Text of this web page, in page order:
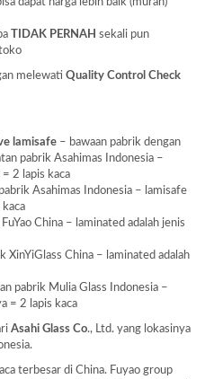
TIDAK PERNAH sekali pun
melewati Quality Control Check
lamisafe – bawaan pabrik dengan
pabrik Asahimas Indonesia –
= 2 lapis kaca
Asahimas Indonesia – lamisafe
kaca
China – laminated adalah jenis
XinYiGlass China – laminated adalah
pabrik Mulia Glass Indonesia –
= 2 lapis kaca
Asahi Glass Co., Ltd. yang lokasinya
terbesar di China. Fuyao group